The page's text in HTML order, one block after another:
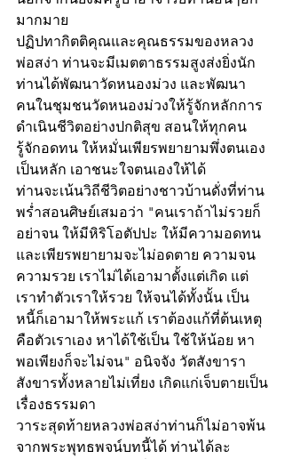
มากมาย
ปฏิปทากิตติคุณและคุณธรรมของหลวง
พ่อสง่า ท่านจะมีเมตตาธรรมสูงส่งยิ่งนัก
ท่านได้พัฒนาวัดหนองม่วง และพัฒนา
คนในชุมชนวัดหนองม่วงให้รู้จักหลักการ
ดำเนินชีวิตอย่างปกติสุข สอนให้ทุกคน
รู้จักอดทน ให้หมั่นเพียรพยายามพึ่งตนเอง
เป็นหลัก เอาชนะใจตนเองให้ได้
ท่านจะเน้นวิถีชีวิตอย่างชาวบ้านดั่งที่ท่าน
พร่ำสอนศิษย์เสมอว่า "คนเราถ้าไม่รวยก็
อย่าจน ให้มีหิริโอตัปปะ ให้มีความอดทน
และเพียรพยายามจะไม่อดตาย ความจน
ความรวย เราไม่ได้เอามาตั้งแต่เกิด แต่
เราทำตัวเราให้รวย ให้จนได้ทั้งนั้น เป็น
หนี้ก็เอามาให้พระแก้ เราต้องแก้ที่ต้นเหตุ
คือตัวเราเอง หาได้ใช้เป็น ใช้ให้น้อย หา
พอเพียงก็จะไม่จน" อนิจจัง วัตสังขารา
สังขารทั้งหลายไม่เที่ยง เกิดแก่เจ็บตายเป็น
เรื่องธรรมดา
วาระสุดท้ายหลวงพ่อสง่าท่านก็ไม่อาจพ้น
จากพระพุทธพจน์บทนี้ได้ ท่านได้ละ